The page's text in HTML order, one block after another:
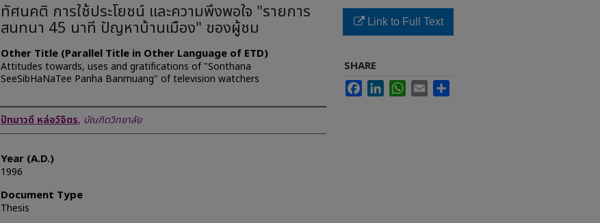
ทัศนคติ การใช้ประโยชน์ และความพึงพอใจ "รายการ
สนทนา 45 นาที ปัญหาบ้านเมือง" ของผู้ชม
Other Title (Parallel Title in Other Language of ETD)
Attitudes towards, uses and gratifications of "Sonthana
SeeSibHaNaTee Panha Banmuang" of television watchers
Author
ปัทมาวดี หล่อวิจิตร, บัณฑิตวิทยาลัย
Year (A.D.)
1996
Document Type
Thesis
Link to Full Text
SHARE
FacebookLinkedInWhatsApp
Email